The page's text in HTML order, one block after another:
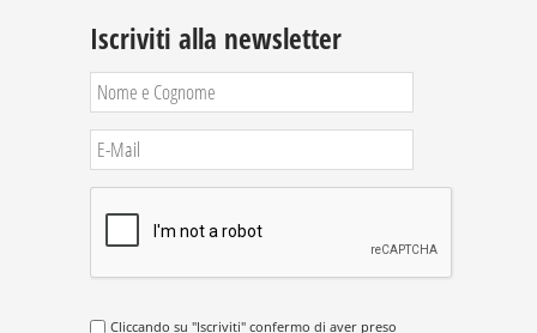
Iscriviti alla newsletter
Cliccando su "Iscriviti" confermo di aver preso